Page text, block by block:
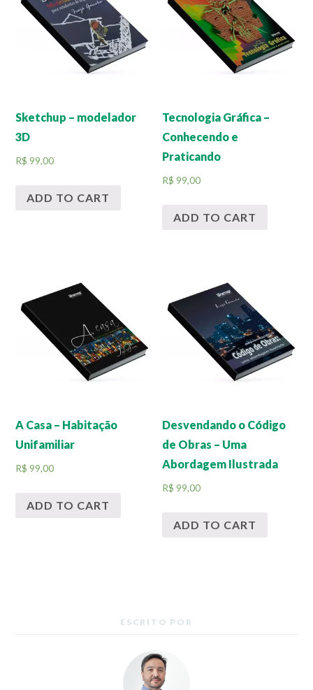
Sketchup – modelador
3D
R$ 99,00
ADD TO CART
Tecnologia Gráfica –
Conhecendo e
Praticando
R$ 99,00
ADD TO CART
A Casa – Habitação
Unifamiliar
R$ 99,00
ADD TO CART
Desvendando o Código
de Obras – Uma
Abordagem Ilustrada
R$ 99,00
ADD TO CART
ESCRITO POR